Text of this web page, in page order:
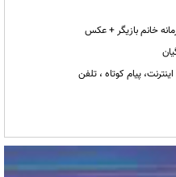
خانم بازیگر + عکس
پیام کوتاه ، تلفن